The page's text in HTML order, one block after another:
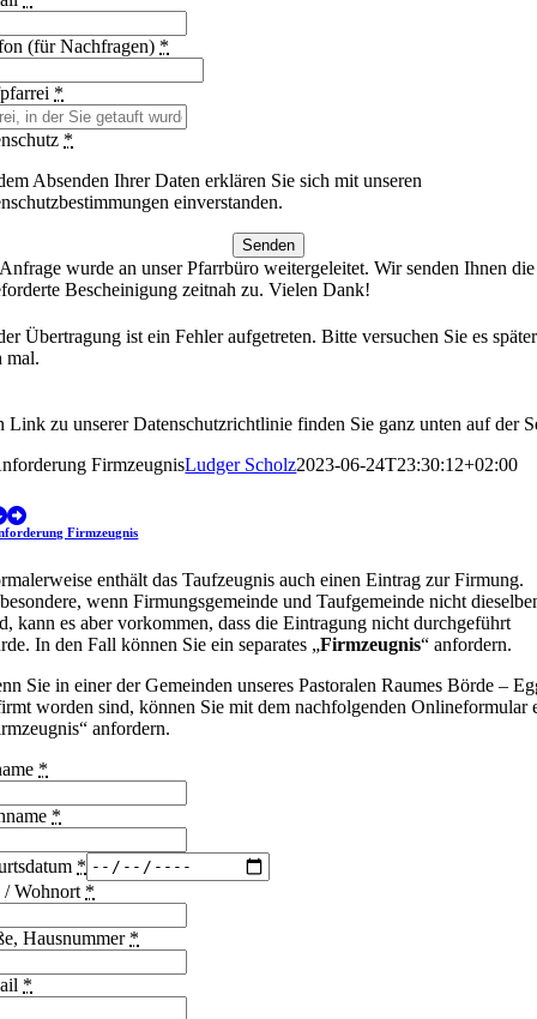
(für Nachfragen) *
*
*
Absenden Ihrer Daten erklären Sie sich mit unseren
einverstanden.
Senden
wurde an unser Pfarrbüro weitergeleitet. Wir senden Ihnen die
Bescheinigung zeitnah zu. Vielen Dank!
Übertragung ist ein Fehler aufgetreten. Bitte versuchen Sie es später
mal.
Link zu unserer Datenschutzrichtlinie finden Sie ganz unten auf der
FirmzeugnisLudger Scholz2023-06-24T23:30:12+02:00
Firmzeugnis
enthält das Taufzeugnis auch einen Eintrag zur Firmung.
wenn Firmungsgemeinde und Taufgemeinde nicht
kann es aber vorkommen, dass die Eintragung nicht durchgeführt
In den Fall können Sie ein separates „Firmzeugnis“ anfordern.
Sie in einer der Gemeinden unseres Pastoralen Raumes Börde –
worden sind, können Sie mit dem nachfolgenden Onlineformular
anfordern.
*
*
*
Wohnort *
Hausnummer *
*